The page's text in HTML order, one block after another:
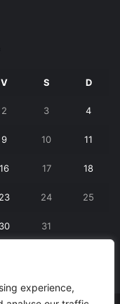
experience,
V S D
2 3 4
9 10 11
16 17 18
23 24 25
30 31